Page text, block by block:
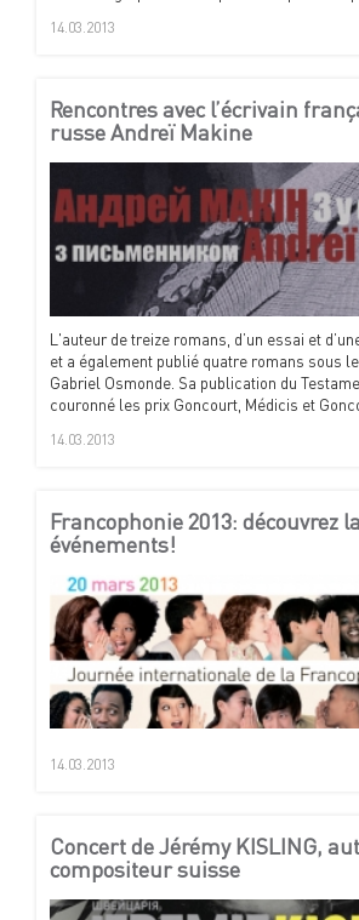
14.03.2013
Rencontres avec l’écrivain
russe Andreï Makine
L'auteur de treize romans, d’un essai et
et a également publié quatre romans sous
Gabriel Osmonde. Sa publication du
couronné les prix Goncourt, Médicis et
14.03.2013
Francophonie 2013: découvrez
événements!
14.03.2013
Concert de Jérémy KISLING,
compositeur suisse